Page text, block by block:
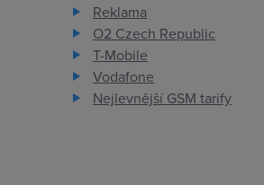
Reklama
O2 Czech Republic
T-Mobile
Vodafone
Nejlevnější GSM tarify